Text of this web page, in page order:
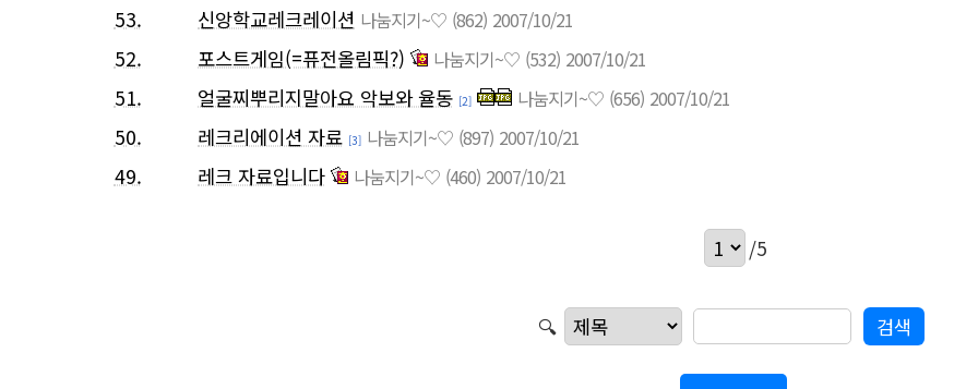
53. 신앙학교레크레이션 나눔지기~♡ (862) 2007/10/21
52. 포스트게임(=퓨전올림픽?) 나눔지기~♡ (532) 2007/10/21
51. 얼굴찌뿌리지말아요 악보와 율동 [2] 나눔지기~♡ (656) 2007/10/21
50. 레크리에이션 자료 [3] 나눔지기~♡ (897) 2007/10/21
49. 레크 자료입니다 나눔지기~♡ (460) 2007/10/21
/5
🔍